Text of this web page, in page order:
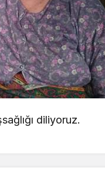
diliyoruz.